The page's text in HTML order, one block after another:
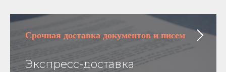
Срочная доставка документов и писем
Экспресс-доставка